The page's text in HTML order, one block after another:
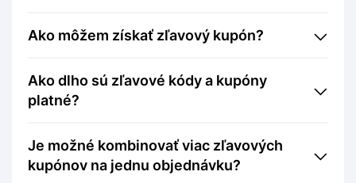
Ako môžem získať zľavový kupón?
Ako dlho sú zľavové kódy a kupóny
platné?
Je možné kombinovať viac zľavových
kupónov na jednu objednávku?